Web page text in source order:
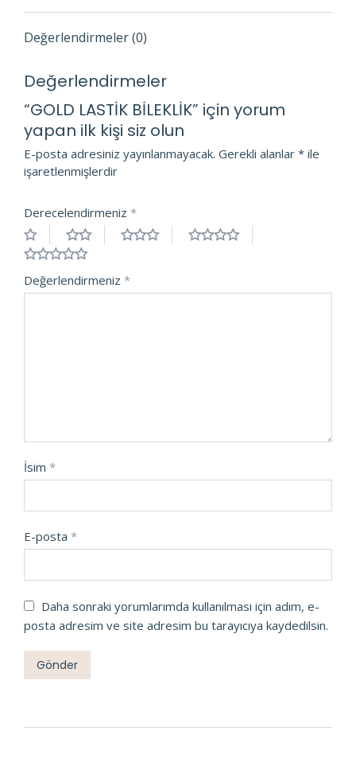
Değerlendirmeler (0)
Değerlendirmeler
“GOLD LASTİK BİLEKLİK” için yorum
yapan ilk kişi siz olun
E-posta adresiniz yayınlanmayacak. Gerekli alanlar * ile
işaretlenmişlerdir
Derecelendirmeniz *
Değerlendirmeniz *
İsim *
E-posta *
Daha sonraki yorumlarımda kullanılması için adım, e-
posta adresim ve site adresim bu tarayıcıya kaydedilsin.